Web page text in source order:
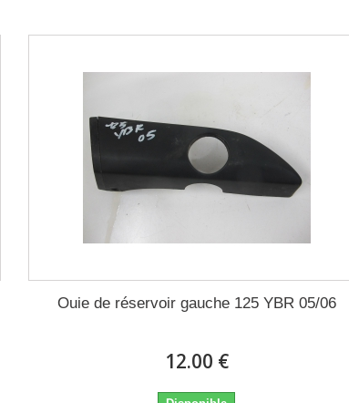
Ouie de réservoir gauche 125 YBR 05/06
12.00 €